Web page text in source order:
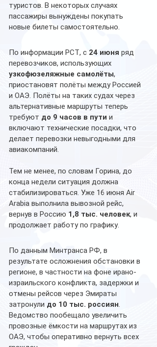
туристов. В некоторых случаях
пассажиры вынуждены покупать
новые билеты самостоятельно.
По информации РСТ, с 24 июня ряд
перевозчиков, использующих
узкофюзеляжные самолёты,
приостановят полёты между Россией
и ОАЭ. Полёты на таких судах через
альтернативные маршруты теперь
требуют до 9 часов в пути и
включают технические посадки, что
делает перевозки невыгодными для
авиакомпаний.
Тем не менее, по словам Горина, до
конца недели ситуация должна
стабилизироваться. Уже 16 июня Air
Arabia выполнила вывозной рейс,
вернув в Россию 1,8 тыс. человек, и
продолжает работу по графику.
По данным Минтранса РФ, в
результате осложнения обстановки в
регионе, в частности на фоне ирано-
израильского конфликта, задержки и
отмены рейсов через Эмираты
затронули до 10 тыс. россиян.
Ведомство пообещало увеличить
провозные ёмкости на маршрутах из
ОАЭ, чтобы оперативно вернуть всех